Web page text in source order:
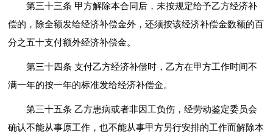
第三十三条 甲方解除本合同后，未按规定给予乙方经济补
偿的，除全额发给经济补偿金外，还须按该经济补偿金数额的百
分之五十支付额外经济补偿金。
第三十四条 支付乙方经济补偿时，乙方在甲方工作时间不
满一年的按一年的标准发给经济补偿金。
第三十五条 乙方患病或者非因工负伤，经劳动鉴定委员会
确认不能从事原工作，也不能从事甲方另行安排的工作而解除本